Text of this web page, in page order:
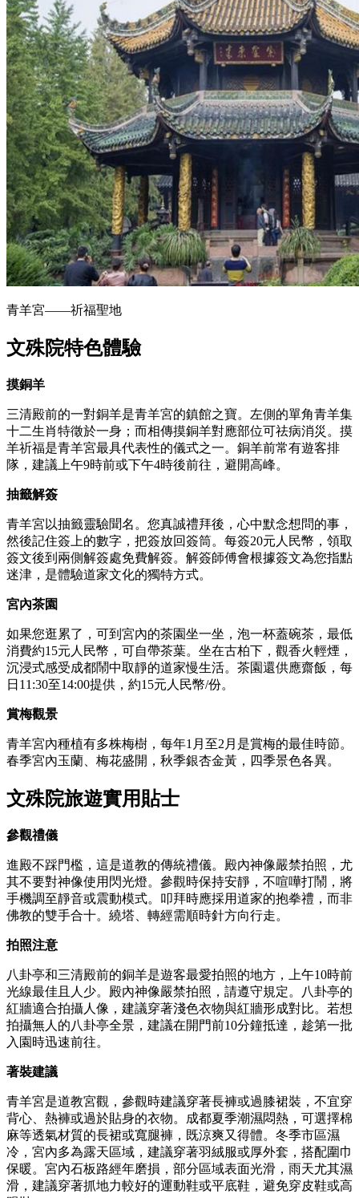
青羊宮——祈福聖地
文殊院特色體驗
摸銅羊
三清殿前的一對銅羊是青羊宮的鎮館之寶。左側的單角青羊集
十二生肖特徵於一身；而相傳摸銅羊對應部位可祛病消災。摸
羊祈福是青羊宮最具代表性的儀式之一。銅羊前常有遊客排
隊，建議上午9時前或下午4時後前往，避開高峰。
抽籤解簽
青羊宮以抽籤靈驗聞名。您真誠禮拜後，心中默念想問的事，
然後記住簽上的數字，把簽放回簽筒。每簽20元人民幣，領取
簽文後到兩側解簽處免費解簽。解簽師傅會根據簽文為您指點
迷津，是體驗道家文化的獨特方式。
宮內茶園
如果您逛累了，可到宮內的茶園坐一坐，泡一杯蓋碗茶，最低
消費約15元人民幣，可自帶茶葉。坐在古柏下，觀香火輕煙，
沉浸式感受成都鬧中取靜的道家慢生活。茶園還供應齋飯，每
日11:30至14:00提供，約15元人民幣/份。
賞梅觀景
青羊宮內種植有多株梅樹，每年1月至2月是賞梅的最佳時節。
春季宮內玉蘭、梅花盛開，秋季銀杏金黃，四季景色各異。
文殊院旅遊實用貼士
參觀禮儀
進殿不踩門檻，這是道教的傳統禮儀。殿內神像嚴禁拍照，尤
其不要對神像使用閃光燈。參觀時保持安靜，不喧嘩打鬧，將
手機調至靜音或震動模式。叩拜時應採用道家的抱拳禮，而非
佛教的雙手合十。繞塔、轉經需順時針方向行走。
拍照注意
八卦亭和三清殿前的銅羊是遊客最愛拍照的地方，上午10時前
光線最佳且人少。殿內神像嚴禁拍照，請遵守規定。八卦亭的
紅牆適合拍攝人像，建議穿著淺色衣物與紅牆形成對比。若想
拍攝無人的八卦亭全景，建議在開門前10分鐘抵達，趁第一批
入園時迅速前往。
著裝建議
青羊宮是道教宮觀，參觀時建議穿著長褲或過膝裙裝，不宜穿
背心、熱褲或過於貼身的衣物。成都夏季潮濕悶熱，可選擇棉
麻等透氣材質的長裙或寬腿褲，既涼爽又得體。冬季市區濕
冷，宮內多為露天區域，建議穿著羽絨服或厚外套，搭配圍巾
保暖。宮內石板路經年磨損，部分區域表面光滑，雨天尤其濕
滑，建議穿著抓地力較好的運動鞋或平底鞋，避免穿皮鞋或高